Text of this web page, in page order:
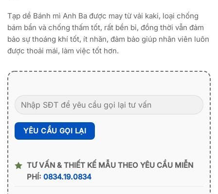
Tạp dề Bánh mì Anh Ba được may từ vải kaki, loại chống
bám bẩn và chống thấm tốt, rất bền bỉ, đồng thời vẫn đảm
bảo sự thoáng khí tốt, ít nhăn, đảm bảo giúp nhân viên luôn
được thoải mái, làm việc tốt hơn.
TƯ VẤN & THIẾT KẾ MẪU THEO YÊU CẦU MIỄN
PHÍ: 0834.19.0834